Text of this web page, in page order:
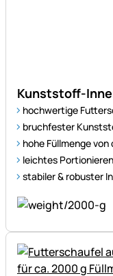
Kunststoff-
hochwertige
bruchfester
hohe Füllmenge
leichtes Portionieren
stabiler & robuster